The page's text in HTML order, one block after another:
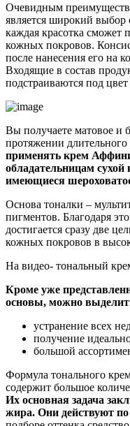
Очевидным
является широкий выбор
каждая красотка сможет
кожных покровов.
после нанесения его на
Входящие в состав
подстраиваются под
Вы получаете матовое и
протяжении длительного
применять крем
обладательницам
имеющиеся
Основа тоналки –
пигментов. Благодаря
достигается сразу две
кожных покровов в
На видео- тональный
Кроме уже
основы, можно
устранение всех
получение
большой
Формула тонального
содержит большое
Их основная задача
жира. Они действуют